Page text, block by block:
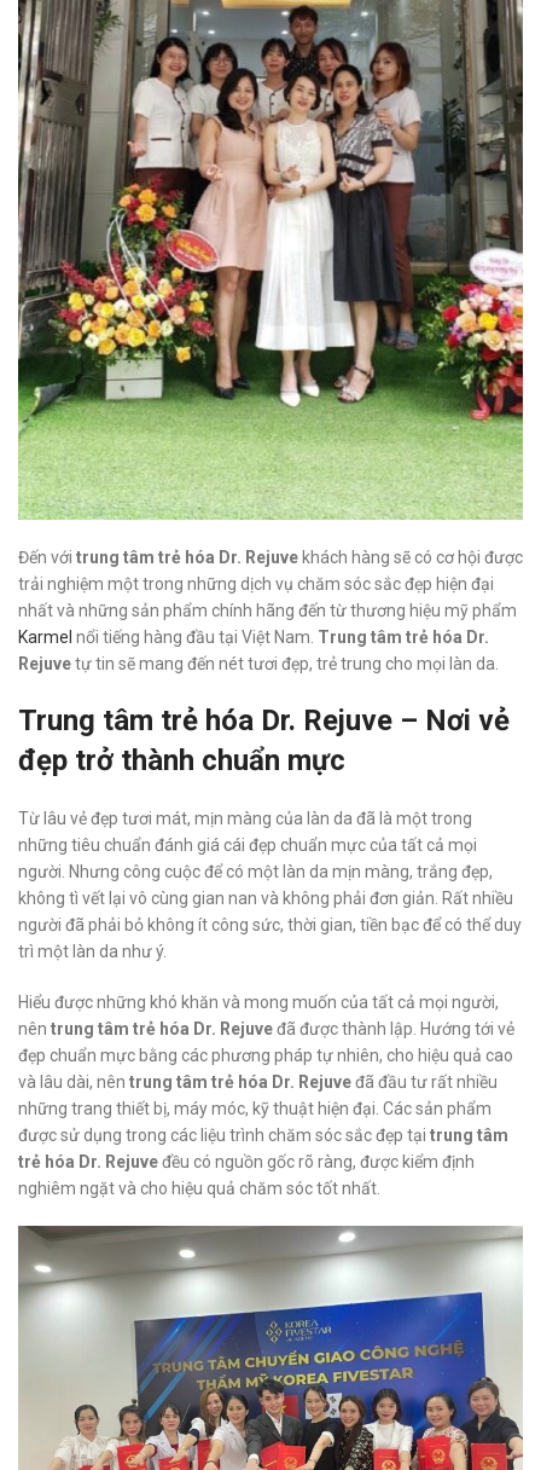
Đến với trung tâm trẻ hóa Dr. Rejuve khách hàng sẽ có cơ hội được
trải nghiệm một trong những dịch vụ chăm sóc sắc đẹp hiện đại
nhất và những sản phẩm chính hãng đến từ thương hiệu mỹ phẩm
Karmel nổi tiếng hàng đầu tại Việt Nam. Trung tâm trẻ hóa Dr.
Rejuvetự tin sẽ mang đến nét tươi đẹp, trẻ trung cho mọi làn da.
Trung tâm trẻ hóa Dr. Rejuve – Nơi vẻ
đẹp trở thành chuẩn mực
Từ lâu vẻ đẹp tươi mát, mịn màng của làn da đã là một trong
những tiêu chuẩn đánh giá cái đẹp chuẩn mực của tất cả mọi
người. Nhưng công cuộc để có một làn da mịn màng, trắng đẹp,
không tì vết lại vô cùng gian nan và không phải đơn giản. Rất nhiều
người đã phải bỏ không ít công sức, thời gian, tiền bạc để có thể duy
trì một làn da như ý.
Hiểu được những khó khăn và mong muốn của tất cả mọi người,
nên trung tâm trẻ hóa Dr. Rejuveđã được thành lập. Hướng tới vẻ
đẹp chuẩn mực bằng các phương pháp tự nhiên, cho hiệu quả cao
và lâu dài, nên trung tâm trẻ hóa Dr. Rejuveđã đầu tư rất nhiều
những trang thiết bị, máy móc, kỹ thuật hiện đại. Các sản phẩm
được sử dụng trong các liệu trình chăm sóc sắc đẹp tại trung tâm
trẻ hóa Dr. Rejuveđều có nguồn gốc rõ ràng, được kiểm định
nghiêm ngặt và cho hiệu quả chăm sóc tốt nhất.